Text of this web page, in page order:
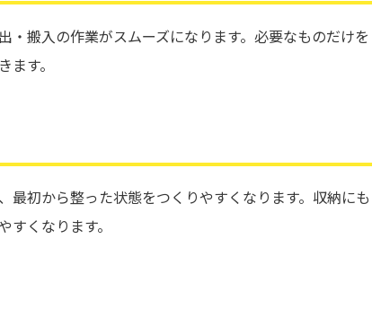
・搬入の作業がスムーズになります。必要なものだけを
す。
最初から整った状態をつくりやすくなります。収納にも
くなります。